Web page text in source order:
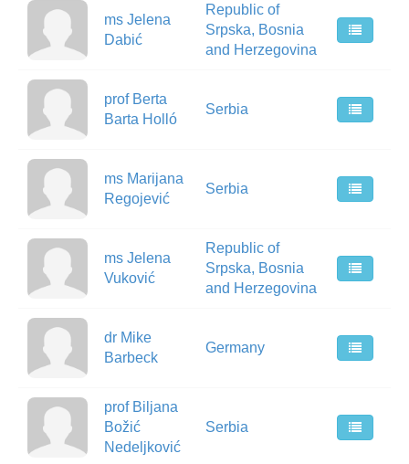
ms Jelena
Dabić
Republic of
Srpska, Bosnia
and Herzegovina
prof Berta
Barta Holló
Serbia
ms Marijana
Regojević
Serbia
ms Jelena
Vuković
Republic of
Srpska, Bosnia
and Herzegovina
dr Mike
Barbeck
Germany
prof Biljana
Božić
Nedeljković
Serbia